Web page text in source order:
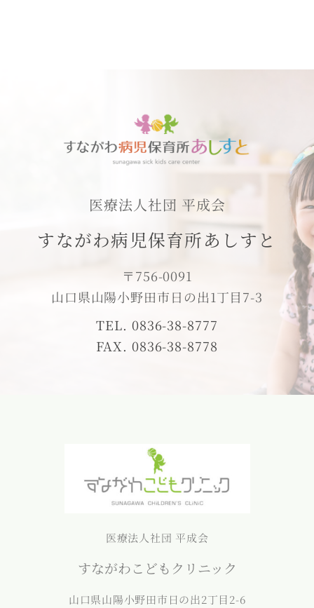
医療法人社団 平成会
すながわ病児保育所あしすと
〒756-0091
山口県山陽小野田市日の出1丁目7-3
TEL. 0836-38-8777
FAX. 0836-38-8778
医療法人社団 平成会
すながわこどもクリニック
山口県山陽小野田市日の出2丁目2-6